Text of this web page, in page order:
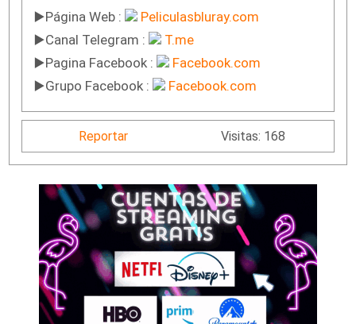
▶️Página Web :
Peliculasbluray.com
▶️Canal Telegram :
T.me
▶️Pagina Facebook :
Facebook.com
▶️Grupo Facebook :
Facebook.com
Reportar Visitas: 168